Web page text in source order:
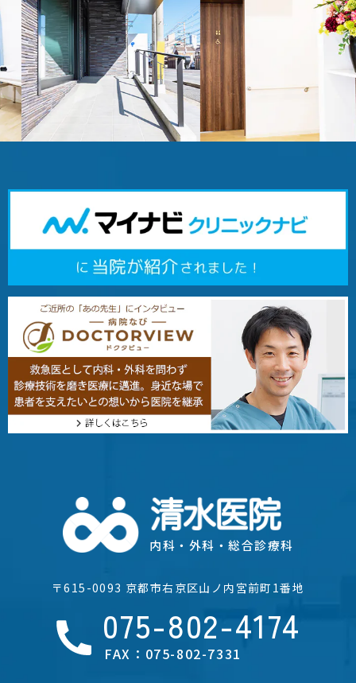
Previous Next
内科・外科・総合診療科
〒615-0093 京都市右京区山ノ内宮前町1番地
075-802-4174
FAX：075-802-7331